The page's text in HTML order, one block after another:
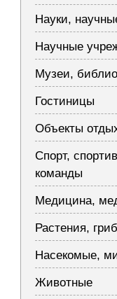
Науки,
Научные
Музеи,
Гостиницы
Объекты
Спорт,
команды
Медицина,
Растения,
Насекомые,
Животные